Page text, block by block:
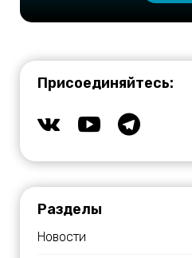
Присоединяйтесь:
Разделы
Новости